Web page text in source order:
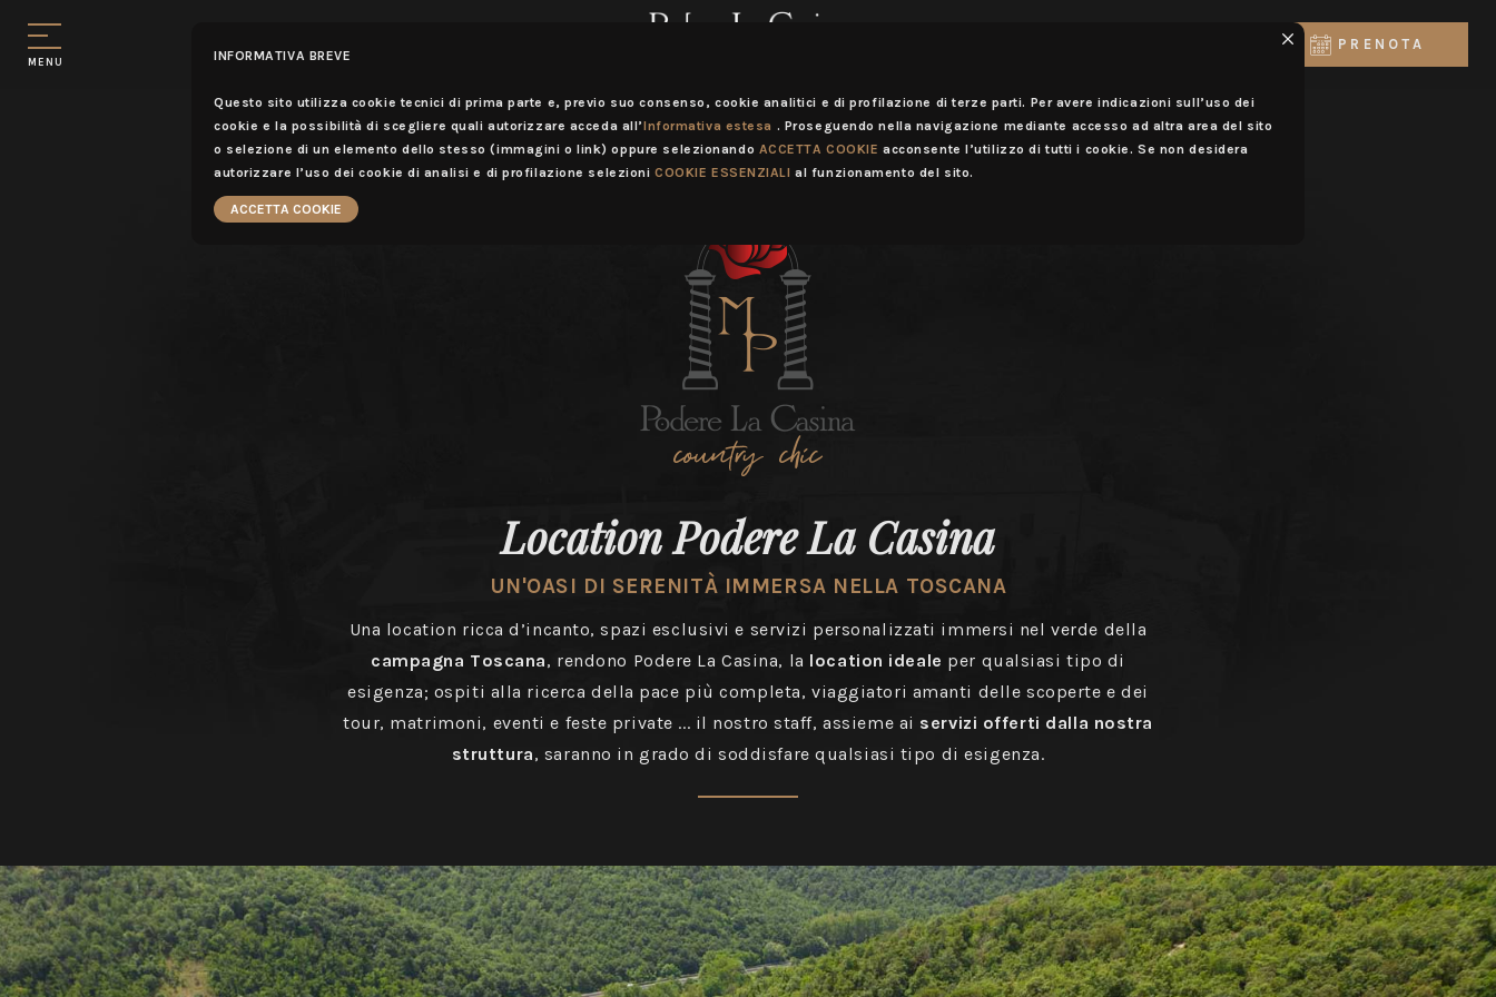
INFORMATIVA BREVE
Questo sito utilizza cookie tecnici di prima parte e, previo suo consenso, cookie analitici e di profilazione di terze parti. Per avere indicazioni sull’uso dei
cookie e la possibilità di scegliere quali autorizzare acceda all’Informativa estesa . Proseguendo nella navigazione mediante accesso ad altra area del sito
o selezione di un elemento dello stesso (immagini o link) oppure selezionando ACCETTA COOKIE acconsente l’utilizzo di tutti i cookie. Se non desidera
autorizzare l’uso dei cookie di analisi e di profilazione selezioniCOOKIE ESSENZIALI al funzionamento del sito.
ACCETTA COOKIE
MENU
PRENOTA
Location Podere La Casina
UN'OASI DI SERENITÀ IMMERSA NELLA TOSCANA
Una location ricca d’incanto, spazi esclusivi e servizi personalizzati immersi nel verde della
campagna Toscana, rendono Podere La Casina, la location ideale per qualsiasi tipo di
esigenza; ospiti alla ricerca della pace più completa, viaggiatori amanti delle scoperte e dei
tour, matrimoni, eventi e feste private ... il nostro staff, assieme ai servizi offerti dalla nostra
struttura, saranno in grado di soddisfare qualsiasi tipo di esigenza.